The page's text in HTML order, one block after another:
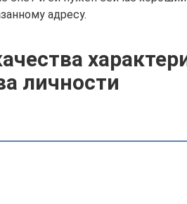
адресу.
личности